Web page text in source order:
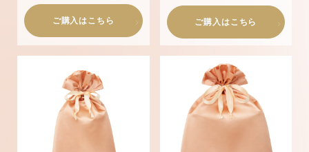
ご購入はこちら ご購入はこちら